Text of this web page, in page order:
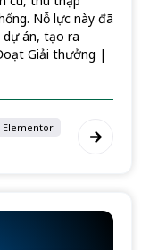
Nỗ lực này đã
án, tạo ra
Giải thưởng |
Elementor